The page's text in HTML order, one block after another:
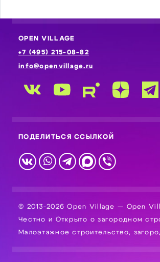
OPEN VILLAGE
+7 (495) 215-08-82
info@openvillage.ru
ПОДЕЛИТЬСЯ ССЫЛКОЙ
© 2013-2026 Open Village — Open
Честно и Открыто о загородном
Малоэтажное строительство,